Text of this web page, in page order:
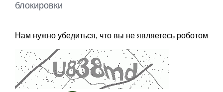
блокировки
Нам нужно убедиться, что вы не являетесь роботом